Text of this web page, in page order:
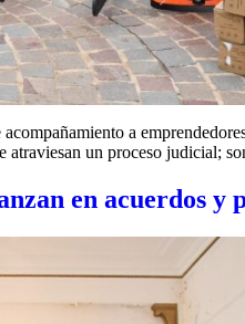
a
atraviesan un proceso judicial;
en acuerdos y